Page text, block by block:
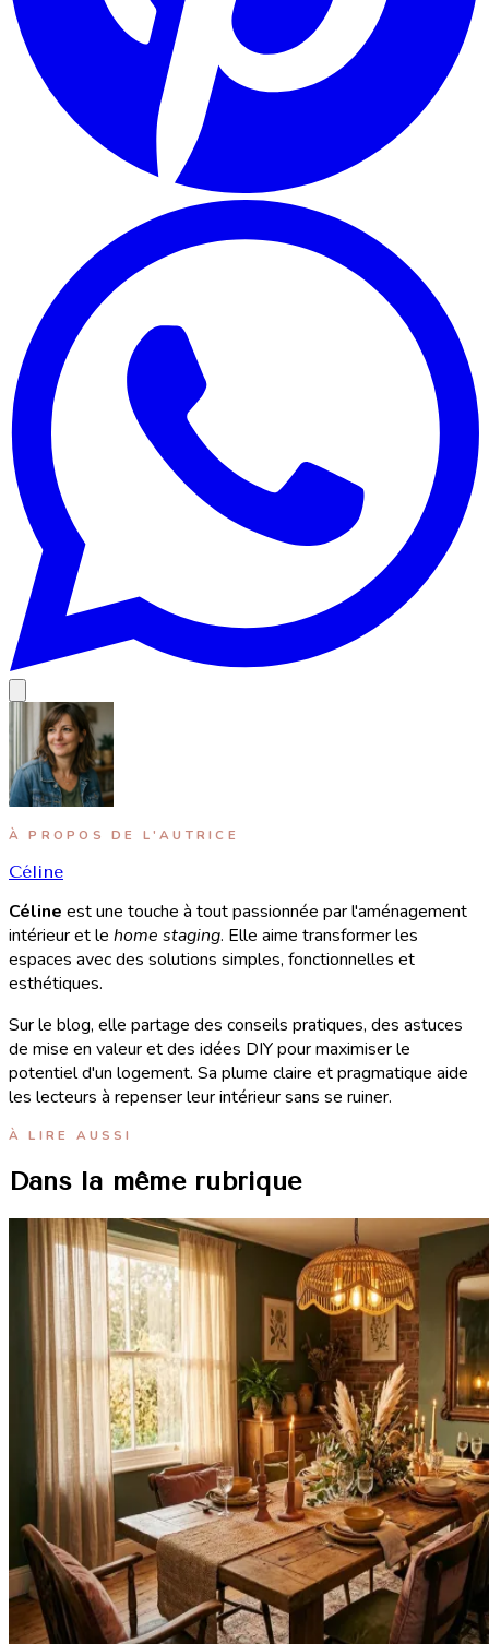
À PROPOS DE L'AUTRICE
Céline
Céline est une touche à tout passionnée par l'aménagement
intérieur et le home staging. Elle aime transformer les
espaces avec des solutions simples, fonctionnelles et
esthétiques.
Sur le blog, elle partage des conseils pratiques, des astuces
de mise en valeur et des idées DIY pour maximiser le
potentiel d'un logement. Sa plume claire et pragmatique aide
les lecteurs à repenser leur intérieur sans se ruiner.
À LIRE AUSSI
Dans la même rubrique